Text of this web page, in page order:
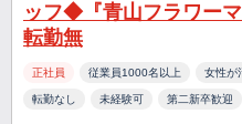
ッフ◆『青山フラワー
転勤無
正社員 従業員1000名以上 女性が
転勤なし 未経験可 第二新卒歓迎